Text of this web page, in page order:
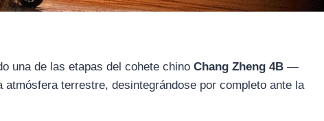
una de las etapas del cohete chinoChang Zheng 4B —
terrestre, desintegrándose por completo ante la